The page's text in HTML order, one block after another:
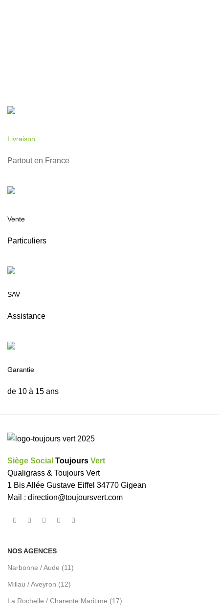
Livraison
Partout en France
Vente
Particuliers
SAV
Assistance
Garantie
de 10 à 15 ans
Siège Social Toujours Vert
Qualigrass & Toujours Vert
1 Bis Allée Gustave Eiffel 34770 Gigean
Mail : direction@toujoursvert.com
NOS AGENCES
Narbonne / Aude (11)
Millau / Aveyron (12)
La Rochelle / Charente Maritime (17)